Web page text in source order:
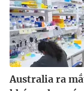
Australia ra